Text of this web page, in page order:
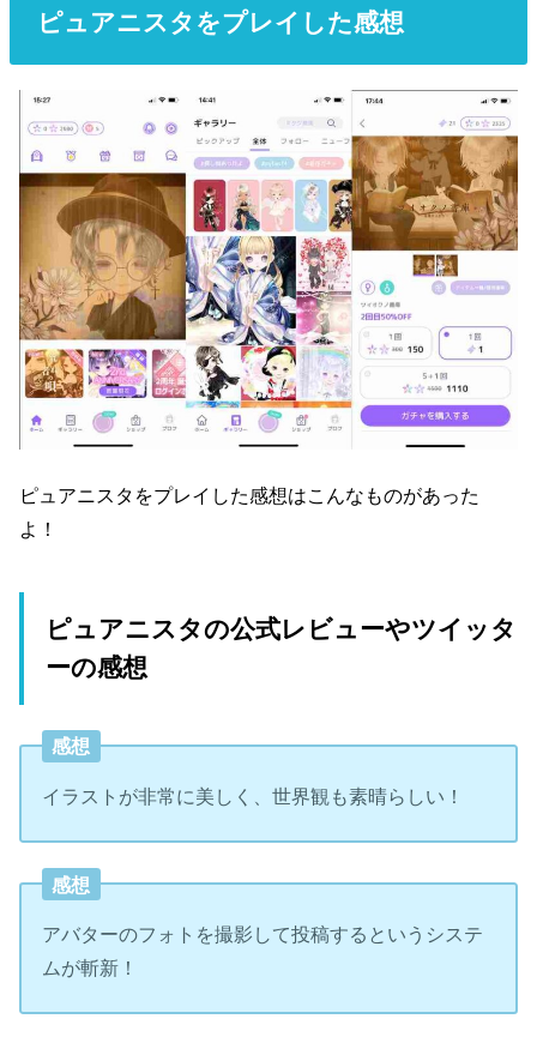
ピュアニスタをプレイした感想
ピュアニスタをプレイした感想はこんなものがあった
よ！
ピュアニスタの公式レビューやツイッタ
ーの感想
感想
イラストが非常に美しく、世界観も素晴らしい！
感想
アバターのフォトを撮影して投稿するというシステ
ムが斬新！